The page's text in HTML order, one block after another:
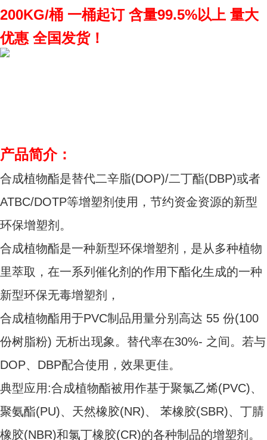
200KG/桶 一桶起订 含量99.5%以上 量大
优惠 全国发货！
产品简介：
合成植物酯是替代二辛脂(DOP)/二丁酯(DBP)或者
ATBC/DOTP等增塑剂使用，节约资金资源的新型
环保增塑剂。
合成植物酯是一种新型环保增塑剂，是从多种植物
里萃取，在一系列催化剂的作用下酯化生成的一种
新型环保无毒增塑剂，
合成植物酯用于PVC制品用量分别高达 55 份(100
份树脂粉) 无析出现象。替代率在30%- 之间。若与
DOP、DBP配合使用，效果更佳。
典型应用:合成植物酯被用作基于聚氯乙烯(PVC)、
聚氨酯(PU)、天然橡胶(NR)、 苯橡胶(SBR)、丁腈
橡胶(NBR)和氯丁橡胶(CR)的各种制品的增塑剂。